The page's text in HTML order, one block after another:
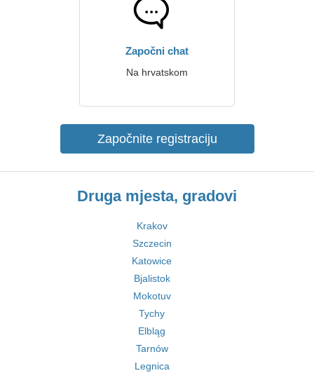
Započni chat
Na hrvatskom
Započnite registraciju
Druga mjesta, gradovi
Krakov
Szczecin
Katowice
Bjalistok
Mokotuv
Tychy
Elbląg
Tarnów
Legnica